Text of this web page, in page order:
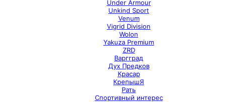
Under Armour
Unkind Sport
Venum
Vigrid Division
Wolon
Yakuza Premium
ZRD
Варгград
Дух Предков
Красар
КрепышЯ
Рать
Спортивный интерес